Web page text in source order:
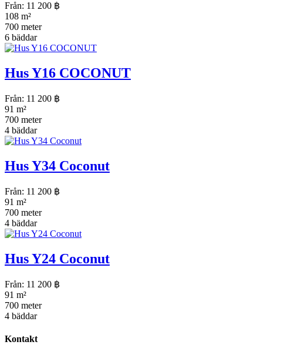
Från: 11 200 ฿
108 m²
700 meter
6 bäddar
Hus Y16 COCONUT
Från: 11 200 ฿
91 m²
700 meter
4 bäddar
Hus Y34 Coconut
Från: 11 200 ฿
91 m²
700 meter
4 bäddar
Hus Y24 Coconut
Från: 11 200 ฿
91 m²
700 meter
4 bäddar
Kontakt